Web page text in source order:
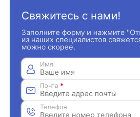
Свяжитесь с нами!
Заполните форму и нажмите
из наших специалистов
можно скорее.
Имя
Почта *
Телефон